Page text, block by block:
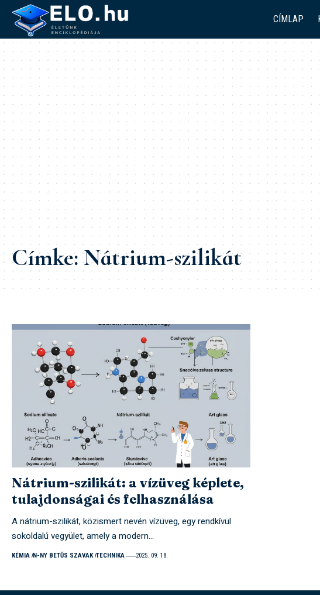
CÍMLAP
Címke:Nátrium-szilikát
Nátrium-szilikát: a vízüveg képlete,
tulajdonságai és felhasználása
A nátrium-szilikát, közismert nevén vízüveg, egy rendkívül
sokoldalú vegyület, amely a modern…
KÉMIA N-NY BETŰS SZAVAK TECHNIKA 2025. 09. 18.